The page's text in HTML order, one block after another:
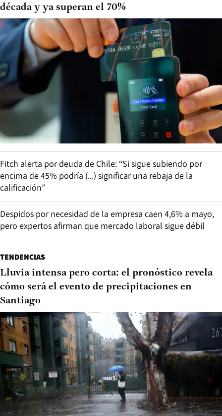
década y ya superan el 70%
Fitch alerta por deuda de Chile: “Si sigue subiendo por
encima de 45% podría (...) significar una rebaja de la
calificación”
Despidos por necesidad de la empresa caen 4,6% a mayo,
pero expertos afirman que mercado laboral sigue débil
TENDENCIAS
Lluvia intensa pero corta: el pronóstico revela
cómo será el evento de precipitaciones en
Santiago